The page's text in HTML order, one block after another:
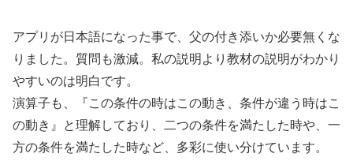
アプリが日本語になった事で、父の付き添いか必要無くな
りました。質問も激減。私の説明より教材の説明がわかり
やすいのは明白です。
演算子も、『この条件の時はこの動き、条件が違う時はこ
の動き』と理解しており、二つの条件を満たした時や、一
方の条件を満たした時など、多彩に使い分けています。